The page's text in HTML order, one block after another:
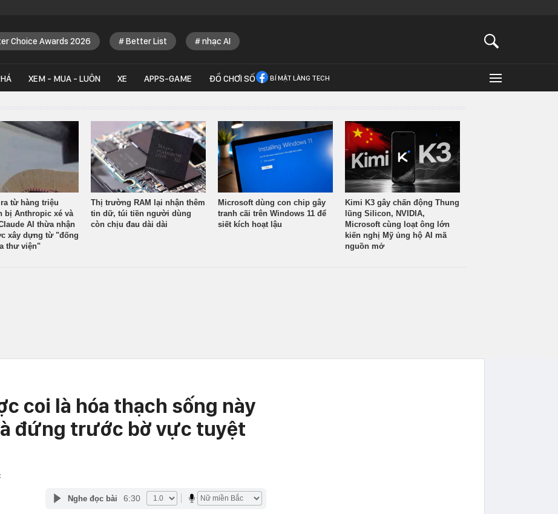
Choice Awards 2026 Better List nhạc AI
XEM - MUA - LUÔN XE APPS-GAME ĐỒ CHƠI SỐ BÍ MẬT LÀNG TECH
từ hàng triệu
bị Anthropic xé và
AI thừa nhận
xây dựng từ "đống
thư viện"
Thị trường RAM lại nhận thêm
tin dữ, túi tiền người dùng
còn chịu đau dài dài
Microsoft dùng con chip gây
tranh cãi trên Windows 11 để
siết kích hoạt lậu
Kimi K3 gây chấn động Thung
lũng Silicon, NVIDIA,
Microsoft cùng loạt ông lớn
kiến nghị Mỹ ủng hộ AI mã
nguồn mở
coi là hóa thạch sống này
đứng trước bờ vực tuyệt
Nghe đọc bài 6:30